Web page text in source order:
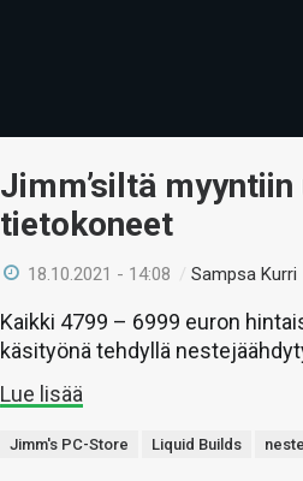
Jimm’siltä
tietokoneet
18.10.2021 - 14:08 /Sampsa Kurri
Kaikki 4799 – 6999 euron
käsityönä tehdyllä
Lue lisää
Jimm's PC-Store Liquid Builds